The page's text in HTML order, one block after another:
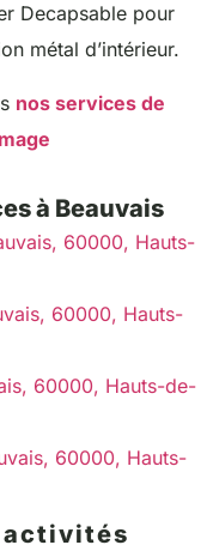
Decapsable pour
métal d’intérieur.
nos services de
à Beauvais
60000, Hauts-
60000, Hauts-
60000, Hauts-de-
60000, Hauts-